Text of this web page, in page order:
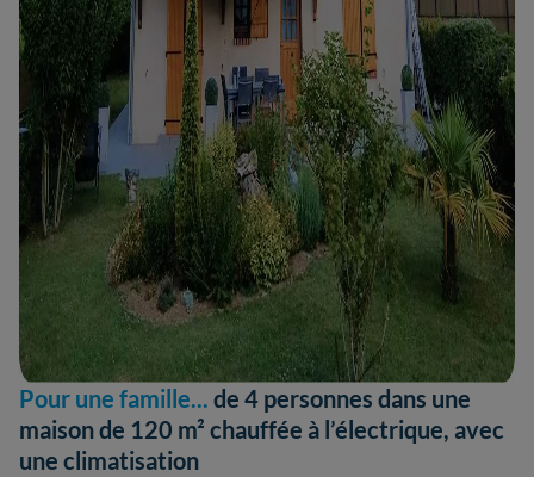
Pour une famille... de 4 personnes dans une
maison de 120 m² chauffée à l’électrique, avec
une climatisation